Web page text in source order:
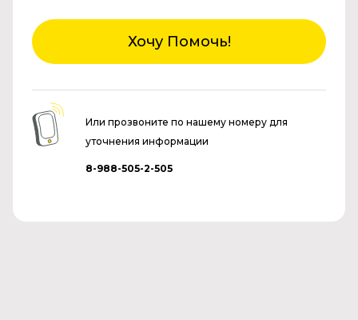
Хочу Помочь!
Или прозвоните по нашему номеру для
уточнения информации
8-988-505-2-505